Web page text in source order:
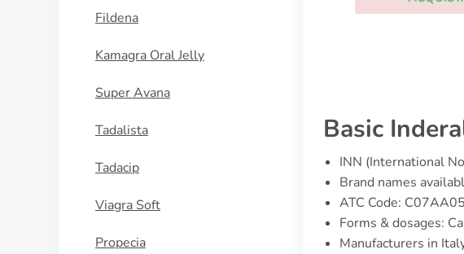
Fildena
Kamagra Oral Jelly
Super Avana
Tadalista
Tadacip
Viagra Soft
Propecia
Basic
INN (International
Brand names
ATC Code: C07AA05
Forms & dosages:
Manufacturers in